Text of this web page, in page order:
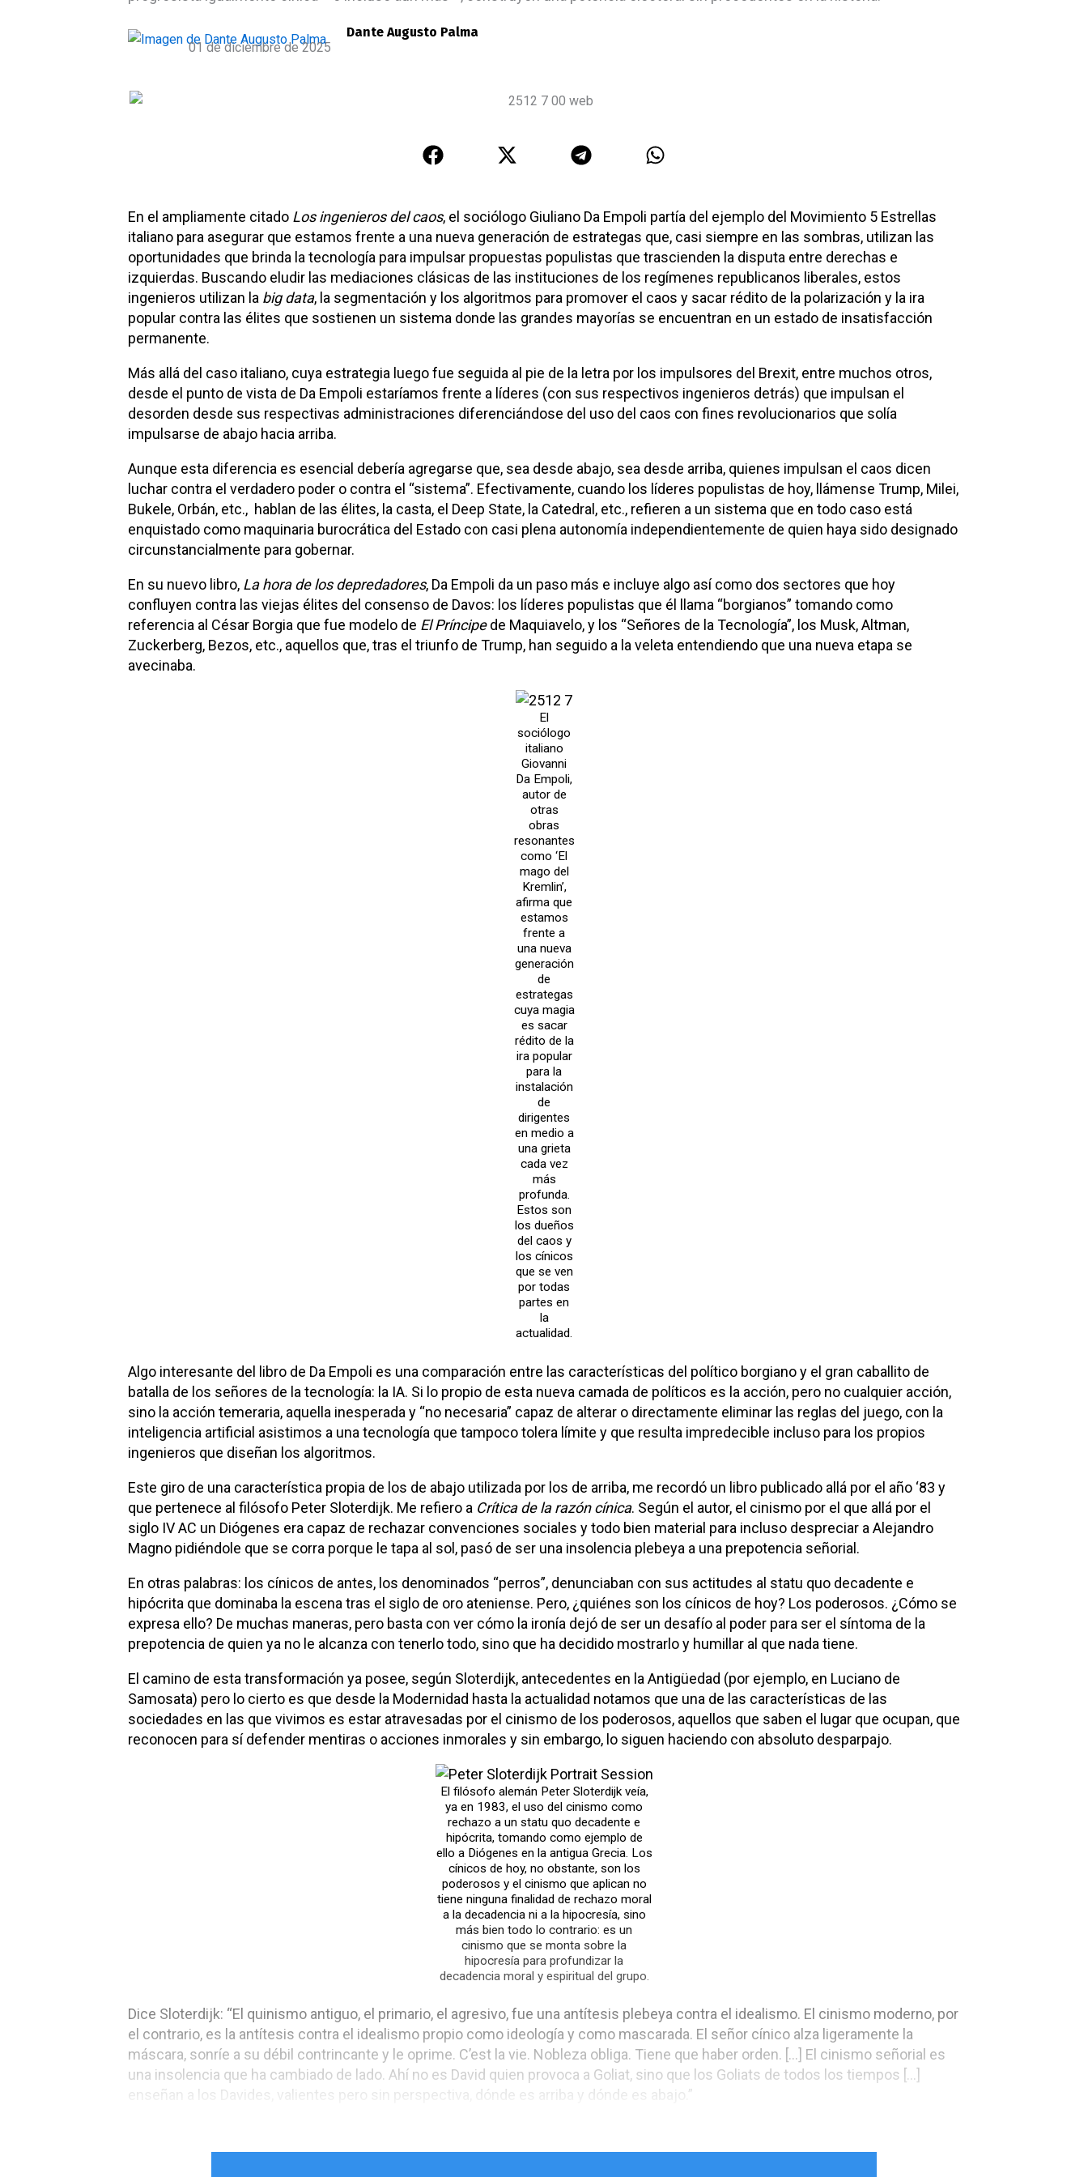
Dante Augusto Palma
01 de diciembre de 2025
En el ampliamente citado Los ingenieros del caos, el sociólogo Giuliano Da Empoli partía del ejemplo del Movimiento 5 Estrellas
italiano para asegurar que estamos frente a una nueva generación de estrategas que, casi siempre en las sombras, utilizan las
oportunidades que brinda la tecnología para impulsar propuestas populistas que trascienden la disputa entre derechas e
izquierdas. Buscando eludir las mediaciones clásicas de las instituciones de los regímenes republicanos liberales, estos
ingenieros utilizan la big data, la segmentación y los algoritmos para promover el caos y sacar rédito de la polarización y la ira
popular contra las élites que sostienen un sistema donde las grandes mayorías se encuentran en un estado de insatisfacción
permanente.
Más allá del caso italiano, cuya estrategia luego fue seguida al pie de la letra por los impulsores del Brexit, entre muchos otros,
desde el punto de vista de Da Empoli estaríamos frente a líderes (con sus respectivos ingenieros detrás) que impulsan el
desorden desde sus respectivas administraciones diferenciándose del uso del caos con fines revolucionarios que solía
impulsarse de abajo hacia arriba.
Aunque esta diferencia es esencial debería agregarse que, sea desde abajo, sea desde arriba, quienes impulsan el caos dicen
luchar contra el verdadero poder o contra el “sistema”. Efectivamente, cuando los líderes populistas de hoy, llámense Trump, Milei,
Bukele, Orbán, etc., hablan de las élites, la casta, el Deep State, la Catedral, etc., refieren a un sistema que en todo caso está
enquistado como maquinaria burocrática del Estado con casi plena autonomía independientemente de quien haya sido designado
circunstancialmente para gobernar.
En su nuevo libro, La hora de los depredadores, Da Empoli da un paso más e incluye algo así como dos sectores que hoy
confluyen contra las viejas élites del consenso de Davos: los líderes populistas que él llama “borgianos” tomando como
referencia al César Borgia que fue modelo de El Príncipede Maquiavelo, y los “Señores de la Tecnología”, los Musk, Altman,
Zuckerberg, Bezos, etc., aquellos que, tras el triunfo de Trump, han seguido a la veleta entendiendo que una nueva etapa se
avecinaba.
El
sociólogo
italiano
Giovanni
Da Empoli,
autor de
otras
obras
resonantes
como ‘El
mago del
Kremlin’,
afirma que
estamos
frente a
una nueva
generación
de
estrategas
cuya magia
es sacar
rédito de la
ira popular
para la
instalación
de
dirigentes
en medio a
una grieta
cada vez
más
profunda.
Estos son
los dueños
del caos y
los cínicos
que se ven
por todas
partes en
la
actualidad.
Algo interesante del libro de Da Empoli es una comparación entre las características del político borgiano y el gran caballito de
batalla de los señores de la tecnología: la IA. Si lo propio de esta nueva camada de políticos es la acción, pero no cualquier acción,
sino la acción temeraria, aquella inesperada y “no necesaria” capaz de alterar o directamente eliminar las reglas del juego, con la
inteligencia artificial asistimos a una tecnología que tampoco tolera límite y que resulta impredecible incluso para los propios
ingenieros que diseñan los algoritmos.
Este giro de una característica propia de los de abajo utilizada por los de arriba, me recordó un libro publicado allá por el año ‘83 y
que pertenece al filósofo Peter Sloterdijk. Me refiero a Crítica de la razón cínica. Según el autor, el cinismo por el que allá por el
siglo IV AC un Diógenes era capaz de rechazar convenciones sociales y todo bien material para incluso despreciar a Alejandro
Magno pidiéndole que se corra porque le tapa al sol, pasó de ser una insolencia plebeya a una prepotencia señorial.
En otras palabras: los cínicos de antes, los denominados “perros”, denunciaban con sus actitudes al statu quo decadente e
hipócrita que dominaba la escena tras el siglo de oro ateniense. Pero, ¿quiénes son los cínicos de hoy? Los poderosos. ¿Cómo se
expresa ello? De muchas maneras, pero basta con ver cómo la ironía dejó de ser un desafío al poder para ser el síntoma de la
prepotencia de quien ya no le alcanza con tenerlo todo, sino que ha decidido mostrarlo y humillar al que nada tiene.
El camino de esta transformación ya posee, según Sloterdijk, antecedentes en la Antigüedad (por ejemplo, en Luciano de
Samosata) pero lo cierto es que desde la Modernidad hasta la actualidad notamos que una de las características de las
sociedades en las que vivimos es estar atravesadas por el cinismo de los poderosos, aquellos que saben el lugar que ocupan, que
reconocen para sí defender mentiras o acciones inmorales y sin embargo, lo siguen haciendo con absoluto desparpajo.
El filósofo alemán Peter Sloterdijk veía,
ya en 1983, el uso del cinismo como
rechazo a un statu quo decadente e
hipócrita, tomando como ejemplo de
ello a Diógenes en la antigua Grecia. Los
cínicos de hoy, no obstante, son los
poderosos y el cinismo que aplican no
tiene ninguna finalidad de rechazo moral
a la decadencia ni a la hipocresía, sino
más bien todo lo contrario: es un
cinismo que se monta sobre la
hipocresía para profundizar la
decadencia moral y espiritual del grupo.
Dice Sloterdijk: “El quinismo antiguo, el primario, el agresivo, fue una antítesis plebeya contra el idealismo. El cinismo moderno, por
el contrario, es la antítesis contra el idealismo propio como ideología y como mascarada. El señor cínico alza ligeramente la
máscara, sonríe a su débil contrincante y le oprime. C’est la vie. Nobleza obliga. Tiene que haber orden. […] El cinismo señorial es
una insolencia que ha cambiado de lado. Ahí no es David quien provoca a Goliat, sino que los Goliats de todos los tiempos […]
enseñan a los Davides, valientes pero sin perspectiva, dónde es arriba y dónde es abajo.”